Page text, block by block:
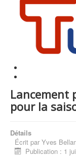
Lancement
pour la
Détails
Écrit par Yves
Publication : 1